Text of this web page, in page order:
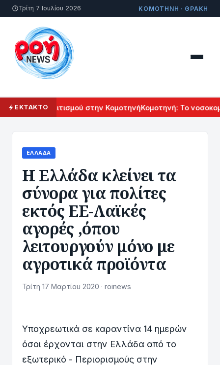
Τρίτη 7 Ιουλίου 2026 ΚΟΜΟΤΗΝΗ · ΘΡΑΚΗ
ΕΚΤΑΚΤΟΠολιτισμού στην ΚομοτηνήΚομοτηνή: Το
ΕΛΛΆΔΑ
Η Ελλάδα κλείνει τα
σύνορα για πολίτες
εκτός ΕΕ-Λαϊκές
αγορές ,όπου
λειτουργούν μόνο με
αγροτικά προϊόντα
Τρίτη 17 Μαρτίου 2020 · roinews
Υποχρεωτικά σε καραντίνα 14 ημερών
όσοι έρχονται στην Ελλάδα από το
εξωτερικό - Περιορισμούς στην